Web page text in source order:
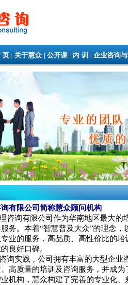
页| 关于慧众| 公开课| 内 训 企业咨询
有限公司简称慧众顾问机构
咨询有限公司作为华南地区最大的
务。本着“智慧普及大众”的理念
业的服务，高品质、高性价比的
良好口碑。
询实践，公司拥有丰富的大型企业
高质量的培训及咨询服务，并成
机构，慧众构建了完善的专业化